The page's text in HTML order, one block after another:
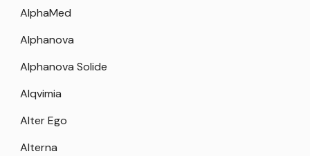
AlphaMed
Alphanova
Alphanova Solide
Alqvimia
Alter Ego
Alterna